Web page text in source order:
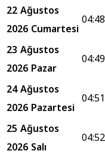
22 Ağustos
2026 Cumartesi
04:48
23 Ağustos
2026 Pazar
04:49
24 Ağustos
2026 Pazartesi
04:51
25 Ağustos
2026 Salı
04:52